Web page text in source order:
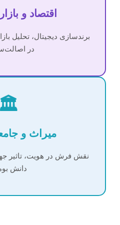
اقتصاد و
در
🏛️
میراث و
نقش فرش در هویت، تاثیر
دانش